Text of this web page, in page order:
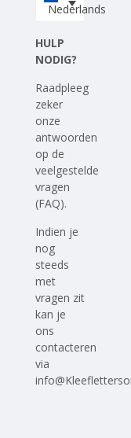
Nederlands
HULP
NODIG?
Raadpleeg
zeker
onze
antwoorden
op de
veelgestelde
vragen
(FAQ).
Indien je
nog
steeds
met
vragen zit
kan je
ons
contacteren
via